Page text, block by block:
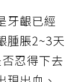
牙齦已經
腫脹2~3天
忍得下去